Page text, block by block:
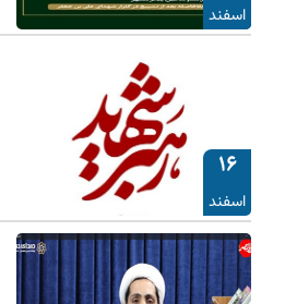
اسفند
۱۶
اسفند